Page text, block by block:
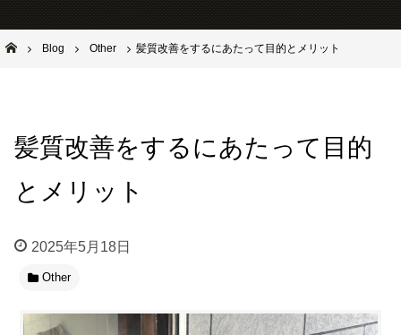
m
池田市石橋の美容室ならヘアサロンSolana（ソラーナ）
Blog Other 髪質改善をするにあたって目的とメリット
髪質改善をするにあたって目的
とメリット
2025年5月18日
Other